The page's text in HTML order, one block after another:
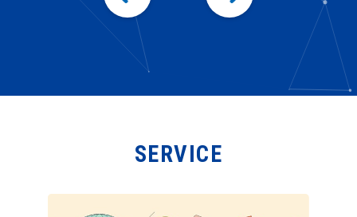
SERVICE